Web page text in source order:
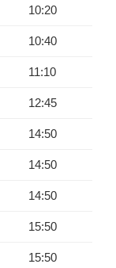
10:20
10:40
11:10
12:45
14:50
14:50
14:50
15:50
15:50